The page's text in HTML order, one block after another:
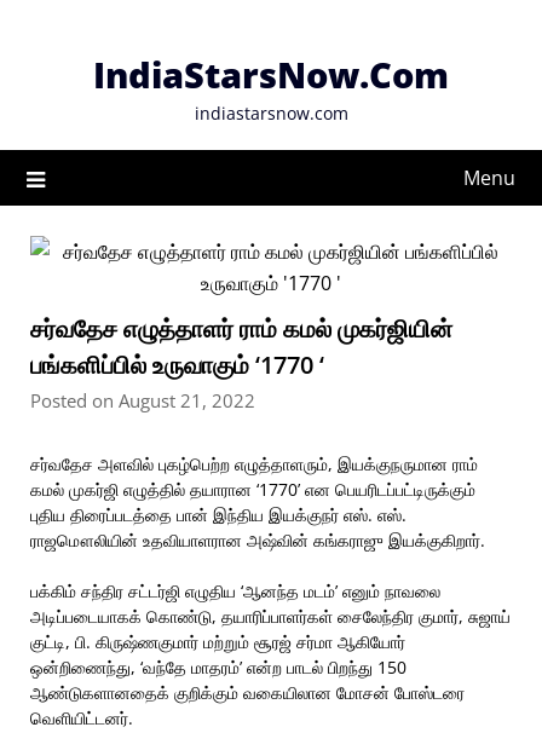
IndiaStarsNow.Com
indiastarsnow.com
Menu
சர்வதேச எழுத்தாளர் ராம் கமல் முகர்ஜியின்
பங்களிப்பில் உருவாகும் ‘1770 ‘
Posted on August 21, 2022
சர்வதேச அளவில் புகழ்பெற்ற எழுத்தாளரும், இயக்குநருமான ராம்
கமல் முகர்ஜி எழுத்தில் தயாரான ‘1770’ என பெயரிடப்பட்டிருக்கும்
புதிய திரைப்படத்தை பான் இந்திய இயக்குநர் எஸ். எஸ்.
ராஜமௌலியின் உதவியாளரான அஷ்வின் கங்கராஜு இயக்குகிறார்.
பக்கிம் சந்திர சட்டர்ஜி எழுதிய ‘ஆனந்த மடம்’ எனும் நாவலை
அடிப்படையாகக் கொண்டு, தயாரிப்பாளர்கள் சைலேந்திர குமார், சுஜாய்
குட்டி, பி. கிருஷ்ணகுமார் மற்றும் சூரஜ் சர்மா ஆகியோர்
ஒன்றிணைந்து, ‘வந்தே மாதரம்’ என்ற பாடல் பிறந்து 150
ஆண்டுகளானதைக் குறிக்கும் வகையிலான மோசன் போஸ்டரை
வெளியிட்டனர்.